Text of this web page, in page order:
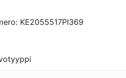
KE2055517PI369